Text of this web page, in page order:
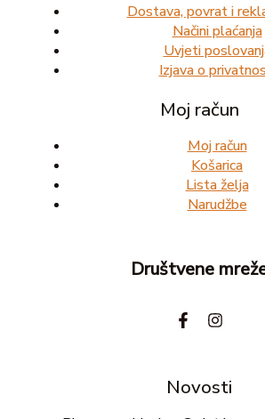
Dostava, povrat i
Načini plaćanja
Uvjeti
Izjava o
Moj račun
Moj račun
Košarica
Lista želja
Narudžbe
Društvene
Novosti